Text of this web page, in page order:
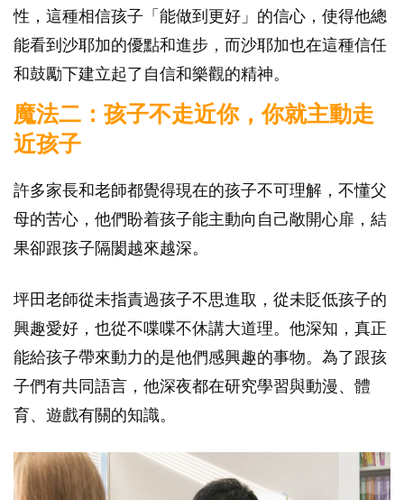
性，這種相信孩子「能做到更好」的信心，使得他總
能看到沙耶加的優點和進步，而沙耶加也在這種信任
和鼓勵下建立起了自信和樂觀的精神。
魔法二：孩子不走近你，你就主動走
近孩子
許多家長和老師都覺得現在的孩子不可理解，不懂父
母的苦心，他們盼着孩子能主動向自己敞開心扉，結
果卻跟孩子隔閡越來越深。
坪田老師從未指責過孩子不思進取，從未貶低孩子的
興趣愛好，也從不喋喋不休講大道理。他深知，真正
能給孩子帶來動力的是他們感興趣的事物。為了跟孩
子們有共同語言，他深夜都在研究學習與動漫、體
育、遊戲有關的知識。